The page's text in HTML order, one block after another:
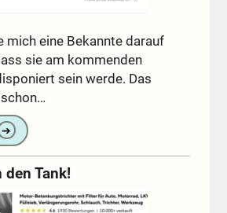
mich eine Bekannte darauf
sie am kommenden
sein werde. Das
➔
den Tank!